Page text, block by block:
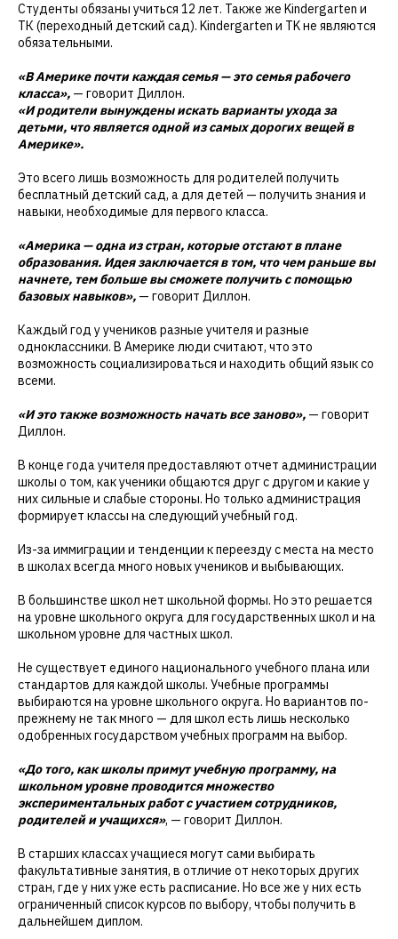
Студенты обязаны учиться 12 лет. Также же Kindergarten и
ТК (переходный детский сад). Kindergarten и ТK не являются
обязательными.
«В Америке почти каждая семья — это семья рабочего
класса», — говорит Диллон.
«И родители вынуждены искать варианты ухода за
детьми, что является одной из самых дорогих вещей в
Америке».
Это всего лишь возможность для родителей получить
бесплатный детский сад, а для детей — получить знания и
навыки, необходимые для первого класса.
«Америка — одна из стран, которые отстают в плане
образования. Идея заключается в том, что чем раньше вы
начнете, тем больше вы сможете получить с помощью
базовых навыков», — говорит Диллон.
Каждый год у учеников разные учителя и разные
одноклассники. В Америке люди считают, что это
возможность социализироваться и находить общий язык со
всеми.
«И это также возможность начать все заново», — говорит
Диллон.
В конце года учителя предоставляют отчет администрации
школы о том, как ученики общаются друг с другом и какие у
них сильные и слабые стороны. Но только администрация
формирует классы на следующий учебный год.
Из-за иммиграции и тенденции к переезду с места на место
в школах всегда много новых учеников и выбывающих.
В большинстве школ нет школьной формы. Но это решается
на уровне школьного округа для государственных школ и на
школьном уровне для частных школ.
Не существует единого национального учебного плана или
стандартов для каждой школы. Учебные программы
выбираются на уровне школьного округа. Но вариантов по-
прежнему не так много — для школ есть лишь несколько
одобренных государством учебных программ на выбор.
«До того, как школы примут учебную программу, на
школьном уровне проводится множество
экспериментальных работ с участием сотрудников,
родителей и учащихся», — говорит Диллон.
В старших классах учащиеся могут сами выбирать
факультативные занятия, в отличие от некоторых других
стран, где у них уже есть расписание. Но все же у них есть
ограниченный список курсов по выбору, чтобы получить в
дальнейшем диплом.